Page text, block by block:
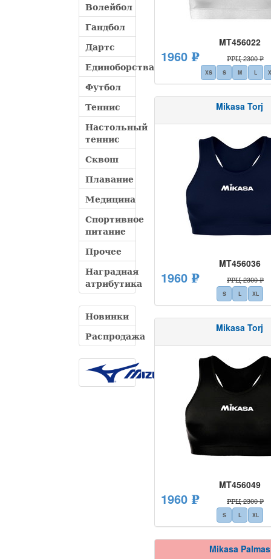
Волейбол
Гандбол
Дартс
Единоборства
Футбол
Теннис
Настольный
теннис
Сквош
Плавание
Медицина
Спортивное
питание
Прочее
Наградная
атрибутика
Новинки
Распродажа
MT456022
1960 ₽ РРЦ 2300 ₽
XS S M L
Mikasa Torj
MT456036
1960 ₽ РРЦ 2300 ₽
S L XL
Mikasa Torj
MT456049
1960 ₽ РРЦ 2300 ₽
S L XL
Mikasa Palmas